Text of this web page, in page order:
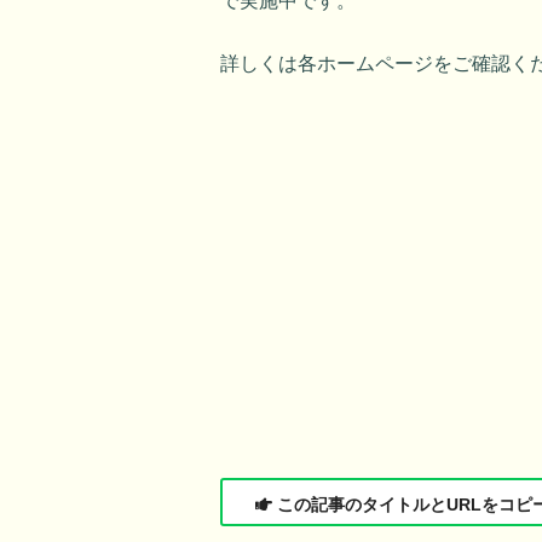
詳しくは各ホームページをご確認く
この記事のタイトルとURLをコピ